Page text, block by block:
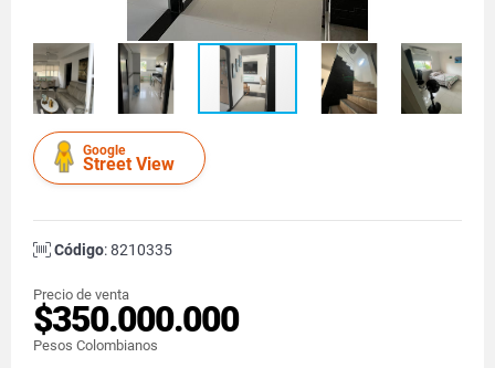
Google
Street View
Código: 8210335
Precio de venta
$350.000.000
Pesos Colombianos